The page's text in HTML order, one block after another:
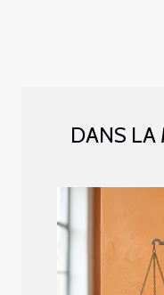
DANS LA